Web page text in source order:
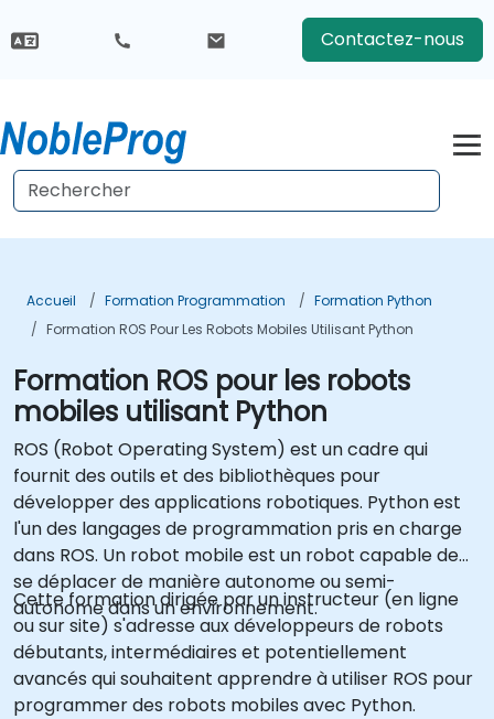
Contactez-nous
Accueil Formation Programmation
Formation Python
Formation ROS Pour Les Robots Mobiles Utilisant Python
Formation ROS pour les robots
mobiles utilisant Python
ROS (Robot Operating System) est un cadre qui
fournit des outils et des bibliothèques pour
développer des applications robotiques. Python est
l'un des langages de programmation pris en charge
dans ROS. Un robot mobile est un robot capable de
se déplacer de manière autonome ou semi-
autonome dans un environnement.
Cette formation dirigée par un instructeur (en ligne
ou sur site) s'adresse aux développeurs de robots
débutants, intermédiaires et potentiellement
avancés qui souhaitent apprendre à utiliser ROS pour
programmer des robots mobiles avec Python.